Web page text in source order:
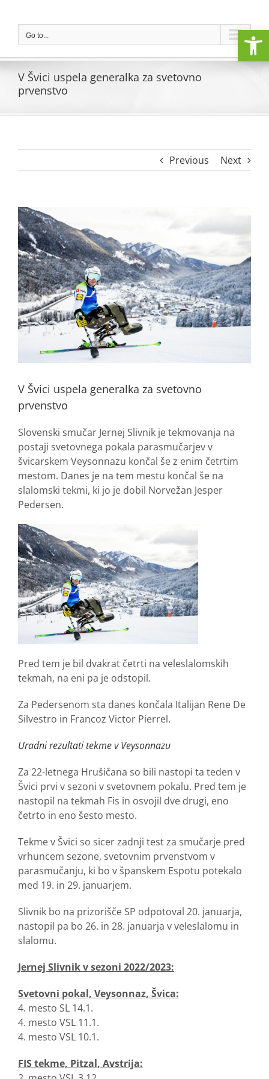
contentGo to...
V Švici uspela generalka za svetovno
prvenstvo
Previous Next
View
Larger
Image
V Švici uspela generalka za svetovno
prvenstvo
Slovenski smučar Jernej Slivnik je tekmovanja na
postaji svetovnega pokala parasmučarjev v
švicarskem Veysonnazu končal še z enim četrtim
mestom. Danes je na tem mestu končal še na
slalomski tekmi, ki jo je dobil Norvežan Jesper
Pedersen.
Pred tem je bil dvakrat četrti na veleslalomskih
tekmah, na eni pa je odstopil.
Za Pedersenom sta danes končala Italijan Rene De
Silvestro in Francoz Victor Pierrel.
Uradni rezultati tekme v Veysonnazu
Za 22-letnega Hrušičana so bili nastopi ta teden v
Švici prvi v sezoni v svetovnem pokalu. Pred tem je
nastopil na tekmah Fis in osvojil dve drugi, eno
četrto in eno šesto mesto.
Tekme v Švici so sicer zadnji test za smučarje pred
vrhuncem sezone, svetovnim prvenstvom v
parasmučanju, ki bo v španskem Espotu potekalo
med 19. in 29. januarjem.
Slivnik bo na prizorišče SP odpotoval 20. januarja,
nastopil pa bo 26. in 28. januarja v veleslalomu in
slalomu.
Jernej Slivnik v sezoni 2022/2023:
Svetovni pokal, Veysonnaz, Švica:
4. mesto SL 14.1.
4. mesto VSL 11.1.
4. mesto VSL 10.1.
FIS tekme, Pitzal, Avstrija: